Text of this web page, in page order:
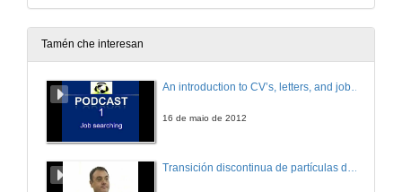
Tamén che interesan
An introduction to CV’s, letters, and job searching
16 de maio de 2012